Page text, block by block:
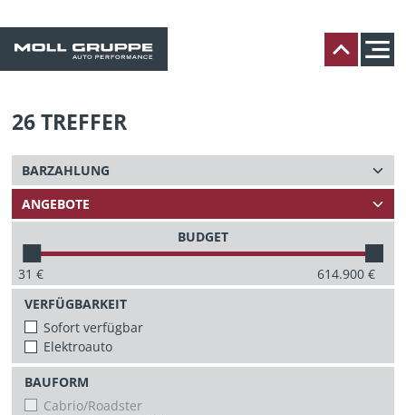
26TREFFER
BUDGET
31 € 614.900€
VERFÜGBARKEIT
Sofort verfügbar
Elektroauto
BAUFORM
Cabrio/Roadster